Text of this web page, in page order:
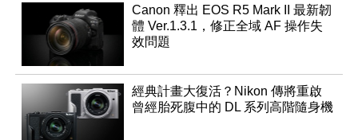
Canon 釋出 EOS R5 Mark II 最新韌
體 Ver.1.3.1，修正全域 AF 操作失
效問題
經典計畫大復活？Nikon 傳將重啟
曾經胎死腹中的 DL 系列高階隨身機